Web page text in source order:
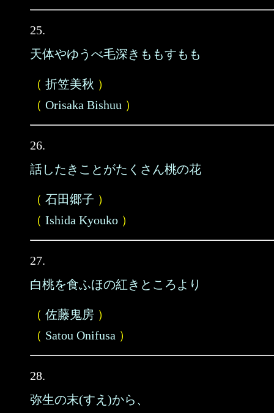
25.
天体やゆうべ毛深きももすもも
（ 折笠美秋 ）
（ Orisaka Bishuu ）
26.
話したきことがたくさん桃の花
（ 石田郷子 ）
（ Ishida Kyouko ）
27.
白桃を食ふほの紅きところより
（ 佐藤鬼房 ）
（ Satou Onifusa ）
28.
弥生の末(すえ)から、